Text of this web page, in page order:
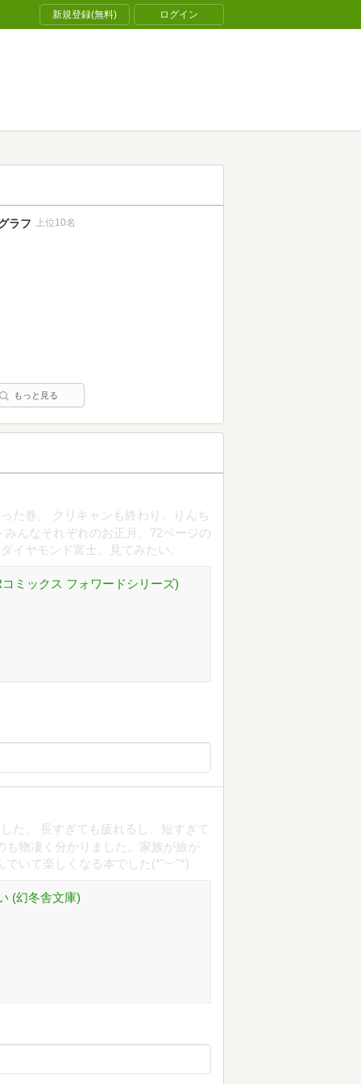
新規登録(無料) ログイン
ラフ 上位10名
もっと見る
た巻。 クリキャンも終わり、りんち
んなそれぞれのお正月。72ページの
イヤモンド富士、見てみたい。
ミックス フォワードシリーズ)
た。 長すぎても疲れるし、短すぎて
物凄く分かりました。家族が旅が
いて楽しくなる本でした(*˘︶˘*)
(幻冬舎文庫)